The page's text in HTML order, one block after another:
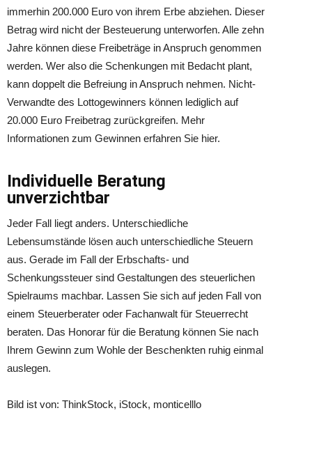
immerhin 200.000 Euro von ihrem Erbe abziehen. Dieser
Betrag wird nicht der Besteuerung unterworfen. Alle zehn
Jahre können diese Freibeträge in Anspruch genommen
werden. Wer also die Schenkungen mit Bedacht plant,
kann doppelt die Befreiung in Anspruch nehmen. Nicht-
Verwandte des Lottogewinners können lediglich auf
20.000 Euro Freibetrag zurückgreifen. Mehr
Informationen zum Gewinnen erfahren Sie hier.
Individuelle Beratung
unverzichtbar
Jeder Fall liegt anders. Unterschiedliche
Lebensumstände lösen auch unterschiedliche Steuern
aus. Gerade im Fall der Erbschafts- und
Schenkungssteuer sind Gestaltungen des steuerlichen
Spielraums machbar. Lassen Sie sich auf jeden Fall von
einem Steuerberater oder Fachanwalt für Steuerrecht
beraten. Das Honorar für die Beratung können Sie nach
Ihrem Gewinn zum Wohle der Beschenkten ruhig einmal
auslegen.
Bild ist von: ThinkStock, iStock, monticelllo